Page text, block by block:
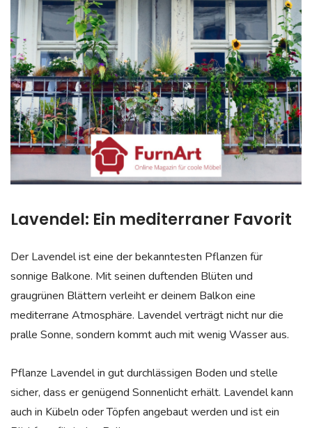
Lavendel: Ein mediterraner Favorit
Der Lavendel ist eine der bekanntesten Pflanzen für
sonnige Balkone. Mit seinen duftenden Blüten und
graugrünen Blättern verleiht er deinem Balkon eine
mediterrane Atmosphäre. Lavendel verträgt nicht nur die
pralle Sonne, sondern kommt auch mit wenig Wasser aus.
Pflanze Lavendel in gut durchlässigen Boden und stelle
sicher, dass er genügend Sonnenlicht erhält. Lavendel kann
auch in Kübeln oder Töpfen angebaut werden und ist ein